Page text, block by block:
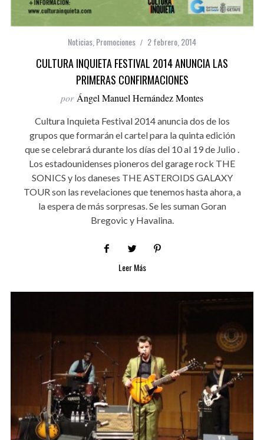
Noticias Promociones 2 febrero, 2014
CULTURA INQUIETA FESTIVAL 2014 ANUNCIA LAS
PRIMERAS CONFIRMACIONES
por Ángel Manuel Hernández Montes
Cultura Inquieta Festival 2014 anuncia dos de los
grupos que formarán el cartel para la quinta edición
que se celebrará durante los días del 10 al 19 de Julio .
Los estadounidenses pioneros del garage rock THE
SONICS y los daneses THE ASTEROIDS GALAXY
TOUR son las revelaciones que tenemos hasta ahora, a
la espera de más sorpresas. Se les suman Goran
Bregovic y Havalina.
Leer Más